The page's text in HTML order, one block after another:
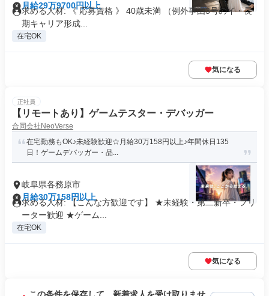
月給29万9700円以上
求める人材: 《 応募資格 》 40歳未満 （例外事由3号のイ・長
期キャリア形成...
在宅OK
気になる
正社員
【リモートあり】ゲームテスター・デバッガー
合同会社NeoVerse
在宅勤務もOK♪未経験歓迎☆月給30万158円以上♪年間休日135
日！ゲームデバッガー・品...
岐阜県各務原市
月給30万158円以上
求める人材: 【こんな方歓迎です】 ★未経験・第二新卒・フリ
ーター歓迎 ★ゲーム...
在宅OK
気になる